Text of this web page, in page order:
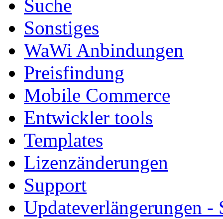
Suche
Sonstiges
WaWi Anbindungen
Preisfindung
Mobile Commerce
Entwickler tools
Templates
Lizenzänderungen
Support
Updateverlängerungen -